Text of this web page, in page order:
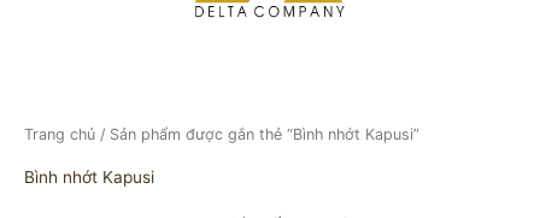
Trang chủ / Sản phẩm được gắn thẻ “Bình nhớt Kapusi”
Bình nhớt Kapusi